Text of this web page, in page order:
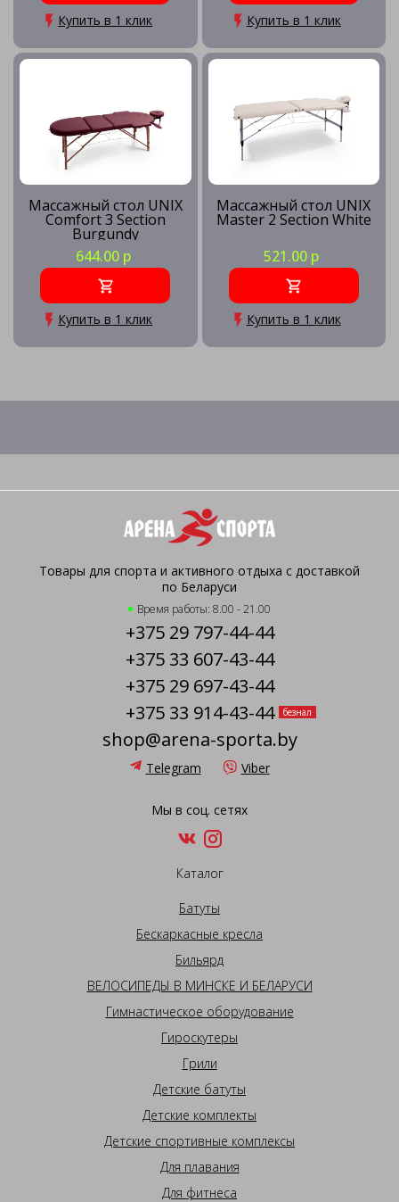
Купить в 1 клик Купить в 1 клик
Массажный стол UNIX
Comfort 3 Section
Burgundy
644.00 р
Купить в 1 клик
Массажный стол UNIX
Master 2 Section White
521.00 р
Купить в 1 клик
Товары для спорта и активного отдыха с доставкой
по Беларуси
Время работы: 8.00 - 21.00
+375 29 797-44-44
+375 33 607-43-44
+375 29 697-43-44
+375 33 914-43-44
безнал
shop@arena-sporta.by
Telegram Viber
Мы в соц. сетях
Каталог
Батуты
Бескаркасные кресла
Бильярд
ВЕЛОСИПЕДЫ В МИНСКЕ И БЕЛАРУСИ
Гимнастическое оборудование
Гироскутеры
Грили
Детские батуты
Детские комплекты
Детские спортивные комплексы
Для плавания
Для фитнеса